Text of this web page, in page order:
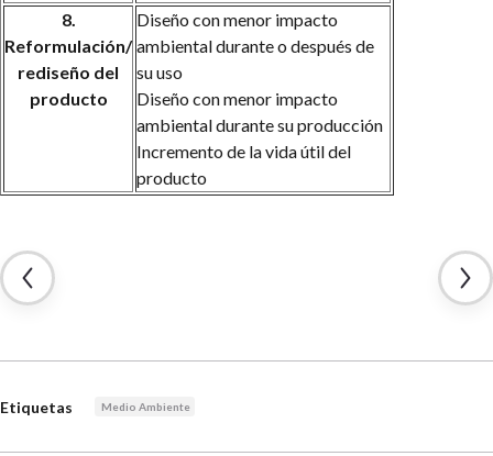
8.
Reformulación/
rediseño del
producto
Diseño con menor impacto
ambiental durante o después de
su uso
Diseño con menor impacto
ambiental durante su producción
Incremento de la vida útil del
producto
Etiquetas Medio Ambiente